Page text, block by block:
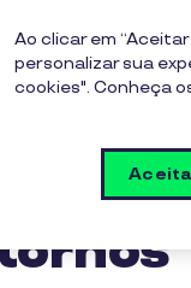
Ao clicar em
personalizar sua
cookies". Conheça